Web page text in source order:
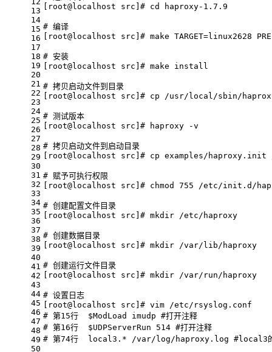
13
14
15
16
17
18
19
20
21
22
23
24
25
26
27
28
29
30
31
32
33
34
35
36
37
38
39
40
41
42
43
44
45
46
47
48
49
50
[root@localhost src] # cd haproxy-1.7.9
# 编译
[root@localhost src] # make TARGET=linux2628
# 安装
[root@localhost src] # make install
# 拷贝启动文件到目录
[root@localhost src] # cp /usr/local/sbin/
# 测试版本
[root@localhost src] # haproxy -v
# 拷贝启动文件到启动目录
[root@localhost src] # cp examples/
# 赋予可执行权限
[root@localhost src] # chmod 755 /etc/init.d/
# 创建配置文件目录
[root@localhost src] # mkdir /etc/haproxy
# 创建数据目录
[root@localhost src] # mkdir /var/lib/haproxy
# 创建运行文件目录
[root@localhost src] # mkdir /var/run/haproxy
# 设置日志
[root@localhost src] # vim /etc/rsyslog.conf
# 第15行  $ModLoad imudp #打开注释
# 第16行  $UDPServerRun 514 #打开注释
# 第74行  local3.* /var/log/haproxy.log #local3的